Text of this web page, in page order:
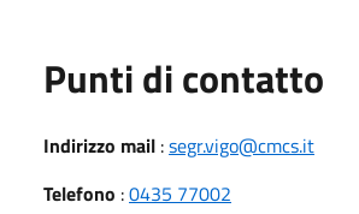
Punti di contatto
Indirizzo mail :segr.vigo@cmcs.it
Telefono :0435 77002